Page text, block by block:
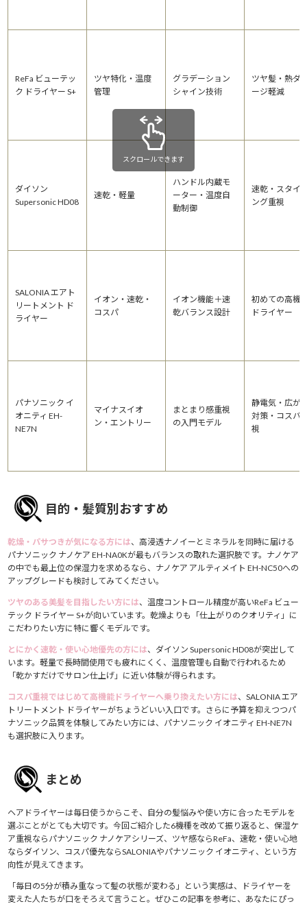
ReFa ビューテッ
ク ドライヤー S+
ツヤ特化・温度
管理
グラデーション
シャイン技術
ツヤ髪・熱ダ
ージ軽減
ダイソン
Supersonic HD08
速乾・軽量
ハンドル内蔵モ
ーター・温度自
動制御
速乾・スタイ
ング重視
SALONIA エアト
リートメント ド
ライヤー
イオン・速乾・
コスパ
イオン機能＋速
乾バランス設計
初めての高機
ドライヤー
パナソニック イ
オニティ EH-
NE7N
マイナスイオ
ン・エントリー
まとまり感重視
の入門モデル
静電気・広が
対策・コスパ
視
スクロールできます
目的・髪質別おすすめ
乾燥・パサつきが気になる方には、高浸透ナノイーとミネラルを同時に届ける
パナソニック ナノケア EH-NA0Kが最もバランスの取れた選択肢です。ナノケア
の中でも最上位の保湿力を求めるなら、ナノケア アルティメイト EH-NC50への
アップグレードも検討してみてください。
ツヤのある美髪を目指したい方には、温度コントロール精度が高いReFa ビュー
テック ドライヤー S+が向いています。乾燥よりも「仕上がりのクオリティ」に
こだわりたい方に特に響くモデルです。
とにかく速乾・使い心地優先の方には、ダイソン Supersonic HD08が突出して
います。軽量で長時間使用でも疲れにくく、温度管理も自動で行われるため
「乾かすだけでサロン仕上げ」に近い体験が得られます。
コスパ重視ではじめて高機能ドライヤーへ乗り換えたい方には、SALONIA エア
トリートメント ドライヤーがちょうどいい入口です。さらに予算を抑えつつパ
ナソニック品質を体験してみたい方には、パナソニック イオニティ EH-NE7N
も選択肢に入ります。
まとめ
ヘアドライヤーは毎日使うからこそ、自分の髪悩みや使い方に合ったモデルを
選ぶことがとても大切です。今回ご紹介した6機種を改めて振り返ると、保湿ケ
ア重視ならパナソニック ナノケアシリーズ、ツヤ感ならReFa、速乾・使い心地
ならダイソン、コスパ優先ならSALONIAやパナソニック イオニティ、という方
向性が見えてきます。
「毎日の5分が積み重なって髪の状態が変わる」という実感は、ドライヤーを
変えた人たちが口をそろえて言うこと。ぜひこの記事を参考に、あなたにぴっ